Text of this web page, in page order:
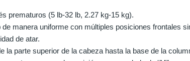
prematuros (5 lb-32 lb, 2.27 kg-15 kg).
manera uniforme con múltiples posiciones frontales
de atar.
la parte superior de la cabeza hasta la base de la